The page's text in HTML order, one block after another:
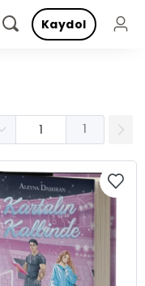
Kaydol
1